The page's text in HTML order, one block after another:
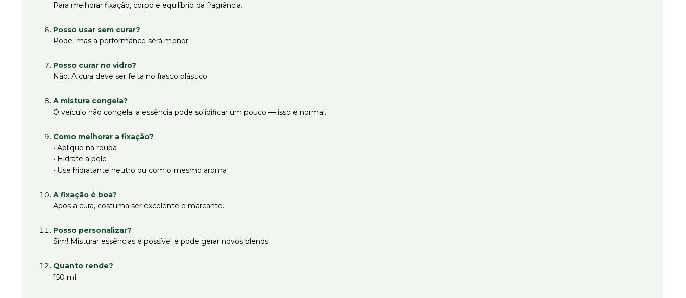
Para melhorar fixação, corpo e equilíbrio da fragrância.
Posso usar sem curar?
Pode, mas a performance será menor.
Posso curar no vidro?
Não. A cura deve ser feita no frasco plástico.
A mistura congela?
O veículo não congela; a essência pode solidificar um pouco — isso é normal.
Como melhorar a fixação?
• Aplique na roupa
• Hidrate a pele
• Use hidratante neutro ou com o mesmo aroma
A fixação é boa?
Após a cura, costuma ser excelente e marcante.
Posso personalizar?
Sim! Misturar essências é possível e pode gerar novos blends.
Quanto rende?
150 ml.